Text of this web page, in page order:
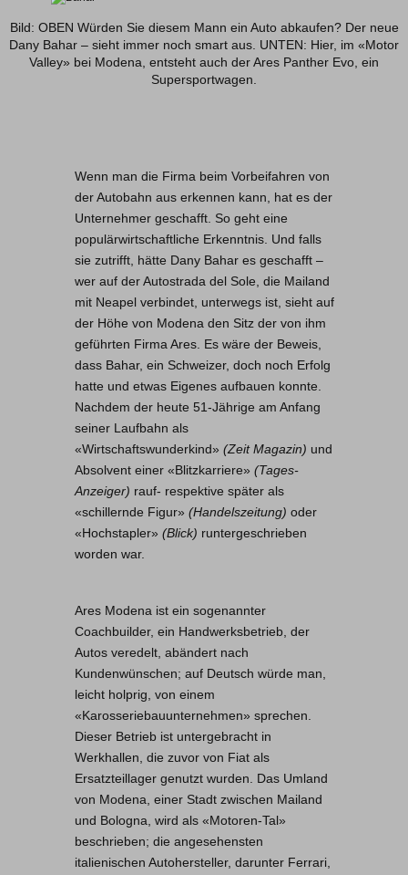
Bild: OBEN Würden Sie diesem Mann ein Auto abkaufen? Der neue
Dany Bahar – sieht immer noch smart aus. UNTEN: Hier, im «Motor
Valley» bei Modena, entsteht auch der Ares Panther Evo, ein
Supersportwagen.
Wenn man die Firma beim Vorbeifahren von
der Autobahn aus erkennen kann, hat es der
Unternehmer geschafft. So geht eine
populärwirtschaftliche Erkenntnis. Und falls
sie zutrifft, hätte Dany Bahar es geschafft –
wer auf der Autostrada del Sole, die Mailand
mit Neapel verbindet, unterwegs ist, sieht auf
der Höhe von Modena den Sitz der von ihm
geführten Firma Ares. Es wäre der Beweis,
dass Bahar, ein Schweizer, doch noch Erfolg
hatte und etwas Eigenes aufbauen konnte.
Nachdem der heute 51-Jährige am Anfang
seiner Laufbahn als
«Wirtschaftswunderkind» (Zeit Magazin) und
Absolvent einer «Blitzkarriere» (Tages-
Anzeiger) rauf- respektive später als
«schillernde Figur» (Handelszeitung) oder
«Hochstapler» (Blick) runtergeschrieben
worden war.
Ares Modena ist ein sogenannter
Coachbuilder, ein Handwerksbetrieb, der
Autos veredelt, abändert nach
Kundenwünschen; auf Deutsch würde man,
leicht holprig, von einem
«Karosseriebauunternehmen» sprechen.
Dieser Betrieb ist untergebracht in
Werkhallen, die zuvor von Fiat als
Ersatzteillager genutzt wurden. Das Umland
von Modena, einer Stadt zwischen Mailand
und Bologna, wird als «Motoren-Tal»
beschrieben; die angesehensten
italienischen Autohersteller, darunter Ferrari,